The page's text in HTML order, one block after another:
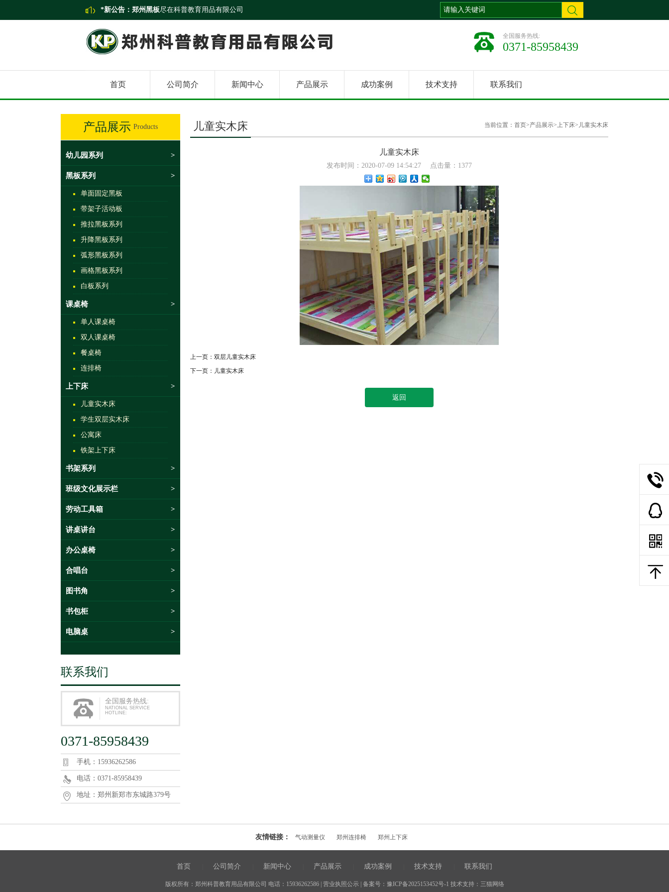
*新公告： 郑州黑板尽在科普教育用品有限公司
全国服务热线:
0371-85958439
首页 公司简介 新闻中心 产品展示 成功案例 技术支持 联系我们
产品展示 Products
>
幼儿园系列
>
黑板系列
单面固定黑板
带架子活动板
推拉黑板系列
升降黑板系列
弧形黑板系列
画格黑板系列
白板系列
>
课桌椅
单人课桌椅
双人课桌椅
餐桌椅
连排椅
>
上下床
儿童实木床
学生双层实木床
公寓床
铁架上下床
>
书架系列
>
班级文化展示栏
>
劳动工具箱
>
讲桌讲台
>
办公桌椅
>
合唱台
>
图书角
>
书包柜
>
电脑桌
联系我们
全国服务热线:
NATIONAL SERVICE
HOTLINE:
0371-85958439
手机：15936262586
电话：0371-85958439
地址：郑州新郑市东城路379号
儿童实木床 当前位置： 首页>产品展示>上下床> 儿童实木床
儿童实木床
发布时间：2020-07-09 14:54:27 点击量：1377
上一页： 双层儿童实木床
下一页： 儿童实木床
返回
友情链接： 气动测量仪 郑州连排椅 郑州上下床
首页 公司简介 新闻中心 产品展示 成功案例 技术支持 联系我们
版权所有：郑州科普教育用品有限公司 电话：15936262586 | 营业执照公示| 备案号： 豫ICP备2025153452号-1 技术支持： 三猫网络